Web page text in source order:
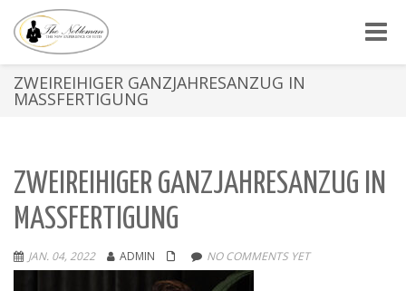
ZWEIREIHIGER GANZJAHRESANZUG IN
MASSFERTIGUNG
ZWEIREIHIGER GANZJAHRESANZUG IN
MASSFERTIGUNG
JAN. 04, 2022 ADMIN NO COMMENTS YET